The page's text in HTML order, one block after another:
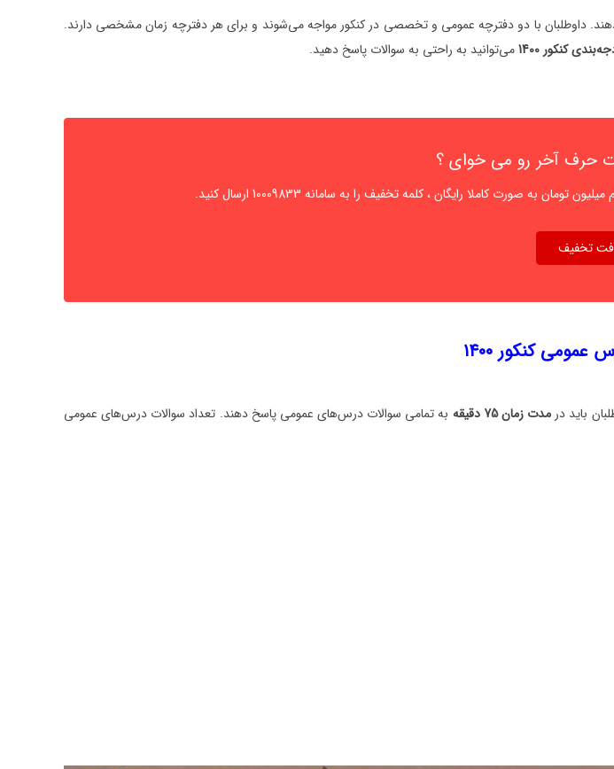
مشخص پاسخ دهند. داوطلبان با دو دفترچه عمومی و تخصصی در کنکور مواجه می‌شوند و برای هر دفترچه زمان مشخصی دارند.
کنکور 1400 می‌توانید به راحتی به سوالات پاسخ دهید.
حرف آخر رو می خوای ؟
کاملا رایگان ، کلمه تخفیف را به سامانه 10009833 ارسال کنید.
تخفیف
کنکور ۱۴۰۰
باید در مدت زمان 75 دقیقه
به تمامی سوالات درس‌های عمومی پاسخ دهند. تعداد سوالات درس‌های عمومی